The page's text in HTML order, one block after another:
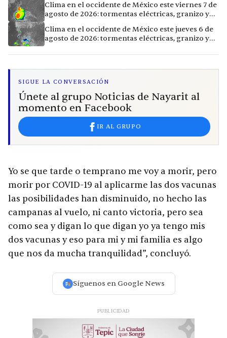
Clima en el occidente de México este viernes 7 de
agosto de 2026: tormentas eléctricas, granizo y
Clima en el occidente de México este jueves 6 de
agosto de 2026: tormentas eléctricas, granizo y
SIGUE LA CONVERSACIÓN
Únete al grupo Noticias de Nayarit al
momento en Facebook
IR AL GRUPO
Yo se que tarde o temprano me voy a morir, pero
morir por COVID-19 al aplicarme las dos vacunas
las posibilidades han disminuido, no hecho las
campanas al vuelo, ni canto victoria, pero sea
como sea y digan lo que digan yo ya tengo mis
dos vacunas y eso para mi y mi familia es algo
que nos da mucha tranquilidad”, concluyó.
Síguenos en Google News
PUBLICIDAD